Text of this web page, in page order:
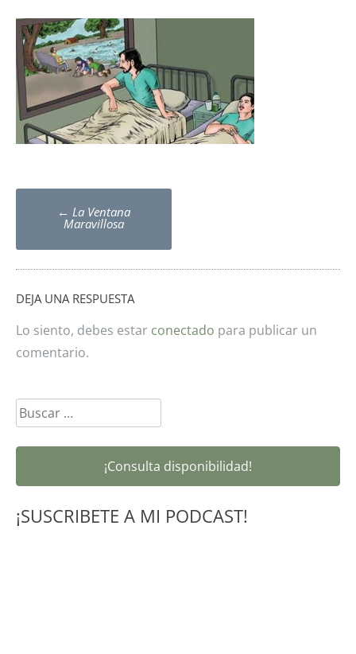
Post
navigation
← La Ventana
Maravillosa
DEJA UNA RESPUESTA
Lo siento, debes estar conectado para publicar un
comentario.
Buscar:
¡Consulta disponibilidad!
¡SUSCRIBETE A MI PODCAST!